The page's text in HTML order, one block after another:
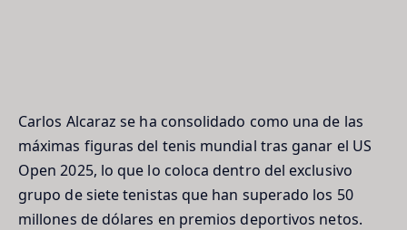
Carlos Alcaraz se ha consolidado como una de las
máximas figuras del tenis mundial tras ganar el US
Open 2025, lo que lo coloca dentro del exclusivo
grupo de siete tenistas que han superado los 50
millones de dólares en premios deportivos netos.